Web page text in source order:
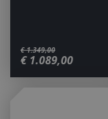
€ 1.349,00
€ 1.089,00